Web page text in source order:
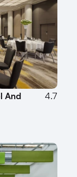
And
4.7